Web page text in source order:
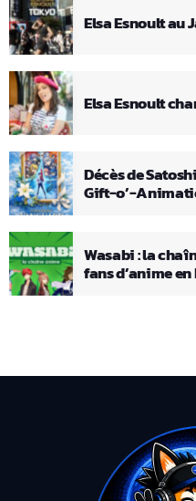
Elsa Esnoult au
Elsa Esnoult
Décès de
Gift-o’-
Wasabi : la
fans d’anime